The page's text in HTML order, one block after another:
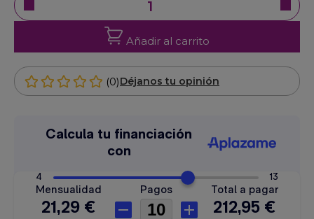
Añadir al carrito
(0)Déjanos tu opinión